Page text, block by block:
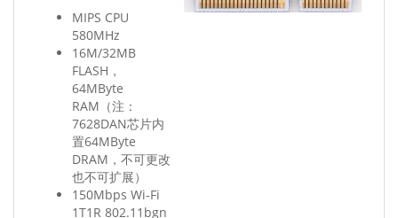
MIPS CPU
580MHz
16M/32MB
FLASH，
64MByte
RAM（注：
7628DAN芯片内
置64MByte
DRAM，不可更改
也不可扩展）
150Mbps Wi-Fi
1T1R 802.11bgn